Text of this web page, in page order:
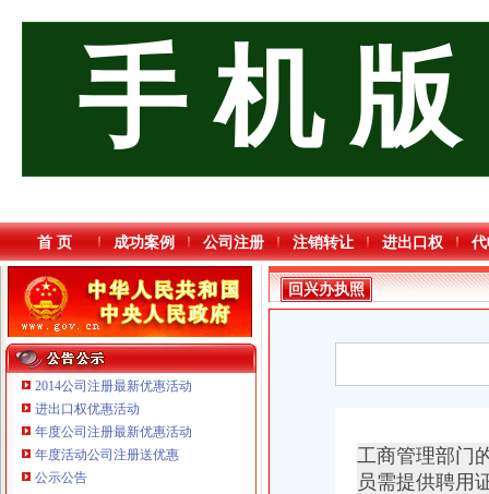
手 机 版
首 页 成功案例 公司注册 注销转让 进出口权
2014公司注册最新优惠活动
进出口权优惠活动
年度公司注册最新优惠活动
年度活动公司注册送优惠
公示公告
重庆星竣贸易有限责任公司 渝中100万 （进出口权）
重庆三虹房地产营销策划有限公司
回兴办执照
工商管理部门
员需提供聘用